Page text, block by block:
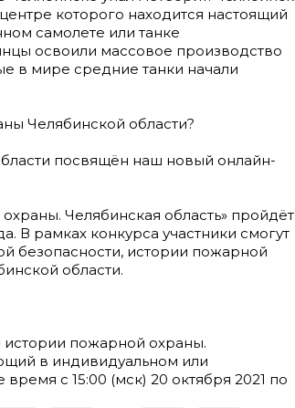
которого находится настоящий
самолете или танке
освоили массовое производство
в мире средние танки начали
Челябинской области?
посвящён наш новый онлайн-
Челябинская область» пройдёт
В рамках конкурса участники смогут
безопасности, истории пожарной
области.
истории пожарной охраны.
в индивидуальном или
с 15:00 (мск) 20 октября 2021 по